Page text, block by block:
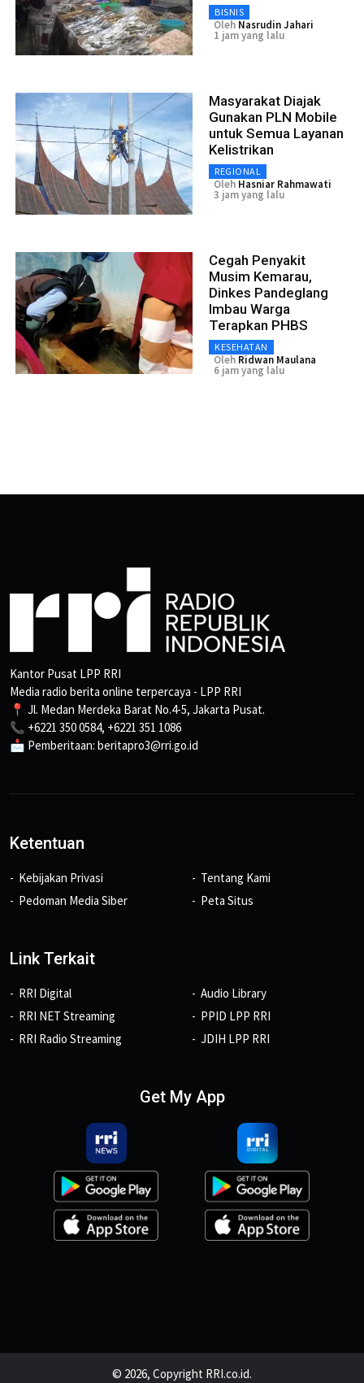
BISNIS
Oleh Nasrudin Jahari
1 jam yang lalu
Masyarakat Diajak
Gunakan PLN Mobile
untuk Semua Layanan
Kelistrikan
REGIONAL
Oleh Hasniar Rahmawati
3 jam yang lalu
Cegah Penyakit
Musim Kemarau,
Dinkes Pandeglang
Imbau Warga
Terapkan PHBS
KESEHATAN
Oleh Ridwan Maulana
6 jam yang lalu
Kantor Pusat LPP RRI
Media radio berita online terpercaya - LPP RRI
📍 Jl. Medan Merdeka Barat No.4-5, Jakarta Pusat.
📞 +6221 350 0584, +6221 351 1086
📩 Pemberitaan: beritapro3@rri.go.id
Ketentuan
Kebijakan Privasi
Pedoman Media Siber
Tentang Kami
Peta Situs
Link Terkait
RRI Digital
RRI NET Streaming
RRI Radio Streaming
Audio Library
PPID LPP RRI
JDIH LPP RRI
Get My App
© 2026, Copyright RRI.co.id.